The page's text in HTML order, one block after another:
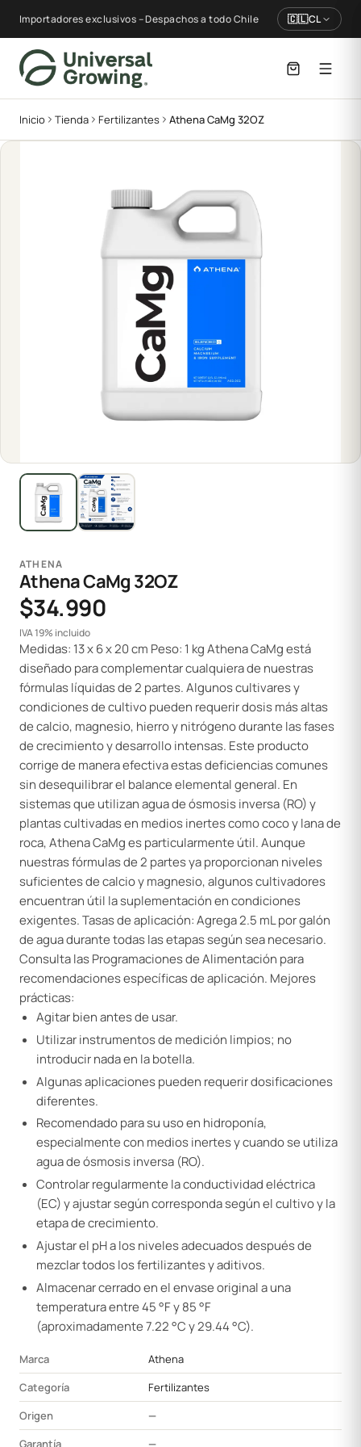
Importadores exclusivos – Despachos a todo Chile 🇨🇱CL
Inicio Tienda Fertilizantes Athena CaMg 32OZ
ATHENA
Athena CaMg 32OZ
$34.990
IVA 19% incluido
Medidas: 13 x 6 x 20 cm Peso: 1 kg Athena CaMg está
diseñado para complementar cualquiera de nuestras
fórmulas líquidas de 2 partes. Algunos cultivares y
condiciones de cultivo pueden requerir dosis más altas
de calcio, magnesio, hierro y nitrógeno durante las fases
de crecimiento y desarrollo intensas. Este producto
corrige de manera efectiva estas deficiencias comunes
sin desequilibrar el balance elemental general. En
sistemas que utilizan agua de ósmosis inversa (RO) y
plantas cultivadas en medios inertes como coco y lana de
roca, Athena CaMg es particularmente útil. Aunque
nuestras fórmulas de 2 partes ya proporcionan niveles
suficientes de calcio y magnesio, algunos cultivadores
encuentran útil la suplementación en condiciones
exigentes. Tasas de aplicación: Agrega 2.5 mL por galón
de agua durante todas las etapas según sea necesario.
Consulta las Programaciones de Alimentación para
recomendaciones específicas de aplicación. Mejores
prácticas:
Agitar bien antes de usar.
Utilizar instrumentos de medición limpios; no
introducir nada en la botella.
Algunas aplicaciones pueden requerir dosificaciones
diferentes.
Recomendado para su uso en hidroponía,
especialmente con medios inertes y cuando se utiliza
agua de ósmosis inversa (RO).
Controlar regularmente la conductividad eléctrica
(EC) y ajustar según corresponda según el cultivo y la
etapa de crecimiento.
Ajustar el pH a los niveles adecuados después de
mezclar todos los fertilizantes y aditivos.
Almacenar cerrado en el envase original a una
temperatura entre 45 °F y 85 °F
(aproximadamente 7.22 °C y 29.44 °C).
Marca
Athena
Categoría
Fertilizantes
Origen
—
Garantía
—